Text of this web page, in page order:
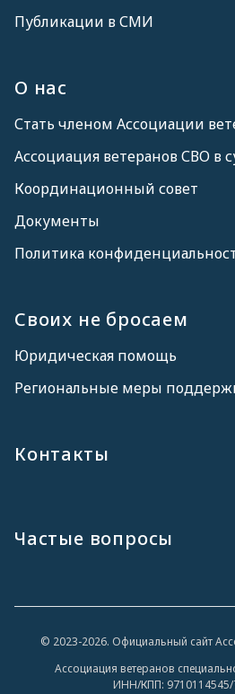
Публикации в СМИ
О нас
Стать членом Ассоциации
Ассоциация ветеранов СВО в
Координационный совет
Документы
Политика
Своих не бросаем
Юридическая помощь
Региональные меры
Контакты
Частые вопросы
© 2023-2026. Официальный сайт
Ассоциация ветеранов
ИНН/КПП: 9710114545/